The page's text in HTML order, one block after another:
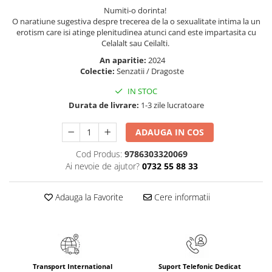
Elevi de 10 plus
Lecturi Scolare
Ma pregatesc pentru scoala
Clasa a VII-a
Clasa a VIII-a
Limbi Straine
Povesti
Numiti-o dorinta!
O naratiune sugestiva despre trecerea de la o sexualitate intima la un
erotism care isi atinge plenitudinea atunci cand este impartasita cu
Celalalt sau Ceilalti.
An aparitie: 2024
Colectie: Senzatii / Dragoste
IN STOC
Durata de livrare: 1-3 zile lucratoare
ADAUGA IN COS
Cod Produs: 9786303320069
Ai nevoie de ajutor? 0732 55 88 33
Adauga la Favorite Cere informatii
Transport International Suport Telefonic Dedicat